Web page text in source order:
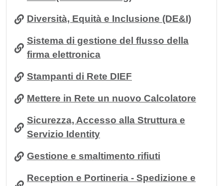
Diversità, Equità e Inclusione (DE&I)
Sistema di gestione del flusso della
firma elettronica
Stampanti di Rete DIEF
Mettere in Rete un nuovo Calcolatore
Sicurezza, Accesso alla Struttura e
Servizio Identity
Gestione e smaltimento rifiuti
Reception e Portineria - Spedizione e